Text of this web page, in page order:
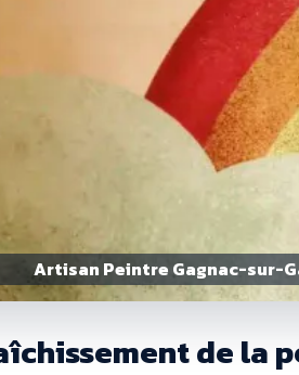
Artisan Peintre Gagnac-sur-
de la